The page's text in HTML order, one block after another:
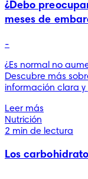
¿Debo
meses de
-
¿Es normal no
Descubre más
información clara
Leer más
Nutrición
2 min de lectura
Los